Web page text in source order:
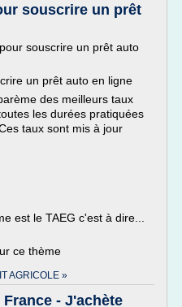
souscrire un prêt
souscrire un prêt auto
un prêt auto en ligne
des meilleurs taux
les durées pratiquées
taux sont mis à jour
est le TAEG c'est à dire...
ce thème
AGRICOLE »
- J'achète